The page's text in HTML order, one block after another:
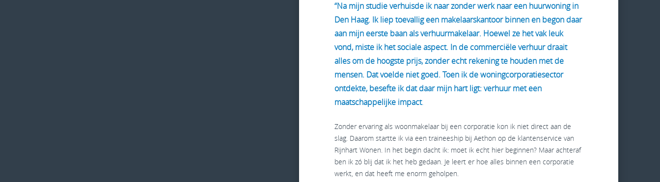
“Na mijn studie verhuisde ik naar zonder werk naar een huurwoning in
Den Haag. Ik liep toevallig een makelaarskantoor binnen en begon daar
aan mijn eerste baan als verhuurmakelaar. Hoewel ze het vak leuk
vond, miste ik het sociale aspect. In de commerciële verhuur draait
alles om de hoogste prijs, zonder echt rekening te houden met de
mensen. Dat voelde niet goed. Toen ik de woningcorporatiesector
ontdekte, besefte ik dat daar mijn hart ligt: verhuur met een
maatschappelijke impact.
Zonder ervaring als woonmakelaar bij een corporatie kon ik niet direct aan de
slag. Daarom startte ik via een traineeship bij Aethon op de klantenservice van
Rijnhart Wonen. In het begin dacht ik: moet ik echt hier beginnen? Maar achteraf
ben ik zó blij dat ik het heb gedaan. Je leert er hoe alles binnen een corporatie
werkt, en dat heeft me enorm geholpen.